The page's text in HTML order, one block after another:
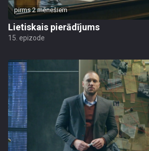
pirms 2 mēnešiem
Lietiskais pierādījums
15. epizode